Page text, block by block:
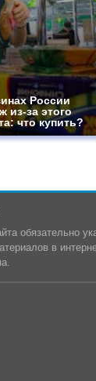
России
из-за этого
что купить?
обязательно
в